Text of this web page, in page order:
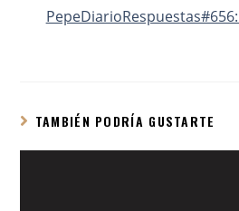
TAMBIÉN PODRÍA GUSTARTE